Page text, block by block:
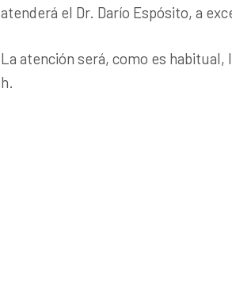
atenderá el Dr. Darío Espósito, a
La atención será, como es habitual,
h.